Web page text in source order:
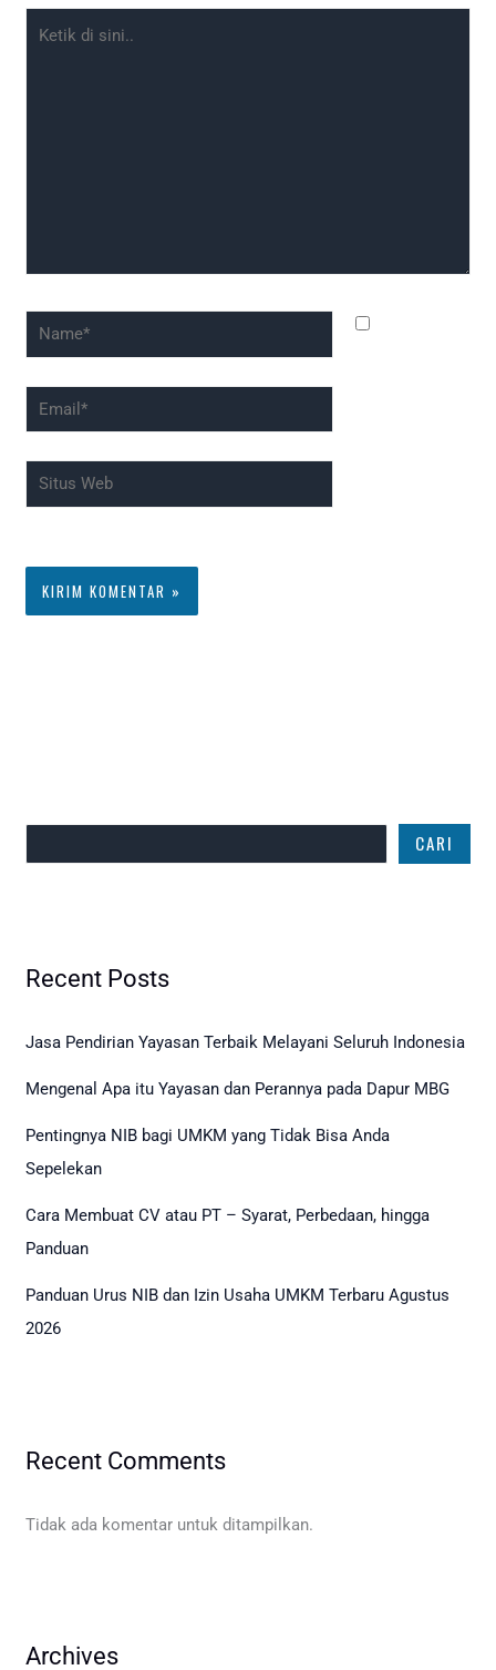
Name*
Email*
Situs
Web
CARI
Recent Posts
Jasa Pendirian Yayasan Terbaik Melayani Seluruh Indonesia
Mengenal Apa itu Yayasan dan Perannya pada Dapur MBG
Pentingnya NIB bagi UMKM yang Tidak Bisa Anda
Sepelekan
Cara Membuat CV atau PT – Syarat, Perbedaan, hingga
Panduan
Panduan Urus NIB dan Izin Usaha UMKM Terbaru Agustus
2026
Recent Comments
Tidak ada komentar untuk ditampilkan.
Archives